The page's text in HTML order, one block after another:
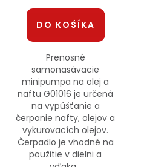
DO KOŠÍKA
Prenosné
samonasávacie
minipumpa na olej a
naftu G01016 je určená
na vypúšťanie a
čerpanie nafty, olejov a
vykurovacích olejov.
Čerpadlo je vhodné na
použitie v dielni a